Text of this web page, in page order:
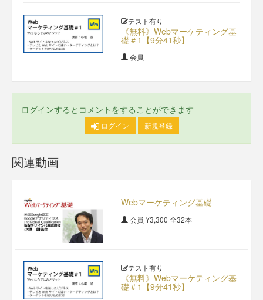
テスト有り
《無料》Webマーケティング基
礎＃1【9分41秒】
会員
ログインするとコメントをすることができます
ログイン 新規登録
関連動画
Webマーケティング基礎
会員 ¥3,300 全32本
テスト有り
《無料》Webマーケティング基
礎＃1【9分41秒】